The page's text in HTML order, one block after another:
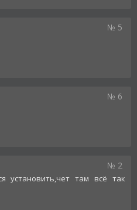
№ 5
№ 6
№ 2
установить,чет там всё так